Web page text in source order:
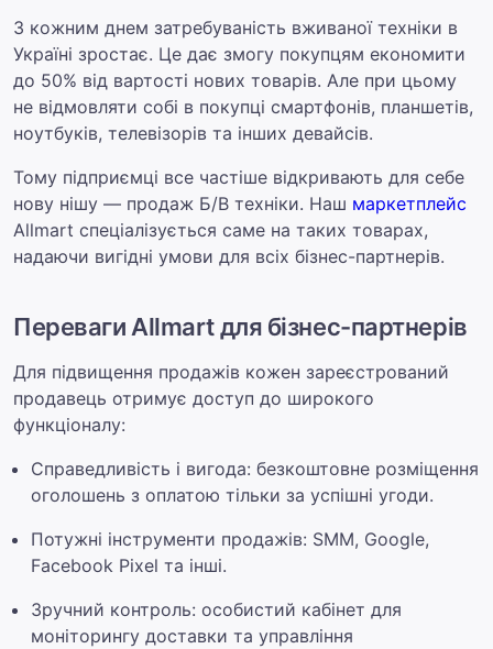
З кожним днем затребуваність вживаної техніки в
Україні зростає. Це дає змогу покупцям економити
до 50% від вартості нових товарів. Але при цьому
не відмовляти собі в покупці смартфонів, планшетів,
ноутбуків, телевізорів та інших девайсів.
Тому підприємці все частіше відкривають для себе
нову нішу — продаж Б/В техніки. Наш маркетплейс
Allmart спеціалізується саме на таких товарах,
надаючи вигідні умови для всіх бізнес-партнерів.
Переваги Allmart для бізнес-партнерів
Для підвищення продажів кожен зареєстрований
продавець отримує доступ до широкого
функціоналу:
Справедливість і вигода: безкоштовне розміщення
оголошень з оплатою тільки за успішні угоди.
Потужні інструменти продажів: SMM, Google,
Facebook Pixel та інші.
Зручний контроль: особистий кабінет для
моніторингу доставки та управління